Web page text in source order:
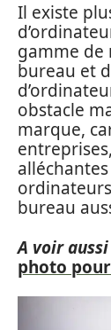
Il existe
gamme de
bureau et
obstacle
marque,
bureau
A voir
photo